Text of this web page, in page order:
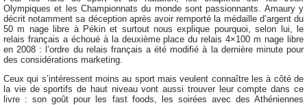
Olympiques et les Championnats du monde sont passionnants. Amaury y
décrit notamment sa déception après avoir remporté la médaille d’argent du
50 m nage libre à Pékin et surtout nous explique pourquoi, selon lui, le
relais français a échoué à la deuxième place du relais 4×100 m nage libre
en 2008 : l’ordre du relais français a été modifié à la dernière minute pour
des considérations marketing.
Ceux qui s’intéressent moins au sport mais veulent connaître les à côté de
la vie de sportifs de haut niveau vont aussi trouver leur compte dans ce
livre : son goût pour les fast foods, les soirées avec des Athéniennes